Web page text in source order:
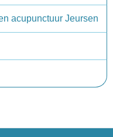
acupunctuur Jeursen